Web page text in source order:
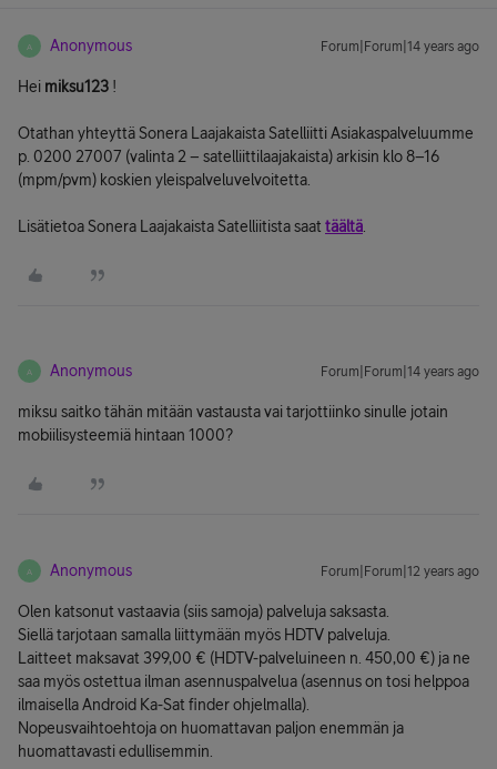
A Anonymous Forum|Forum|14 years ago
Hei miksu123 !
Otathan yhteyttä Sonera Laajakaista Satelliitti Asiakaspalveluumme
p. 0200 27007 (valinta 2 – satelliittilaajakaista) arkisin klo 8–16
(mpm/pvm) koskien yleispalveluvelvoitetta.
Lisätietoa Sonera Laajakaista Satelliitista saat täältä
A Anonymous Forum|Forum|14 years ago
miksu saitko tähän mitään vastausta vai tarjottiinko sinulle jotain
mobiilisysteemiä hintaan 1000?
A Anonymous Forum|Forum|12 years ago
Olen katsonut vastaavia (siis samoja) palveluja saksasta.
Siellä tarjotaan samalla liittymään myös HDTV palveluja.
Laitteet maksavat 399,00 € (HDTV-palveluineen n. 450,00 €) ja ne
saa myös ostettua ilman asennuspalvelua (asennus on tosi helppoa
ilmaisella Android Ka-Sat finder ohjelmalla).
Nopeusvaihtoehtoja on huomattavan paljon enemmän ja
huomattavasti edullisemmin.